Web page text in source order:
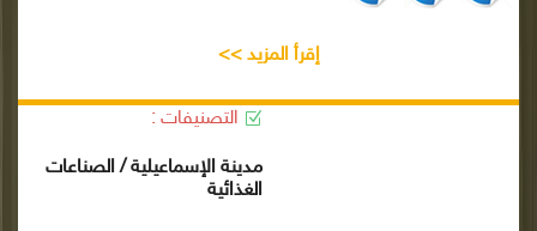
إقرأ المزيد >>
التصنيفات :
مدينة الإسماعيلية / الصناعات
الغذائية